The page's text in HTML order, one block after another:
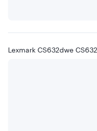
Lexmark CS632dwe